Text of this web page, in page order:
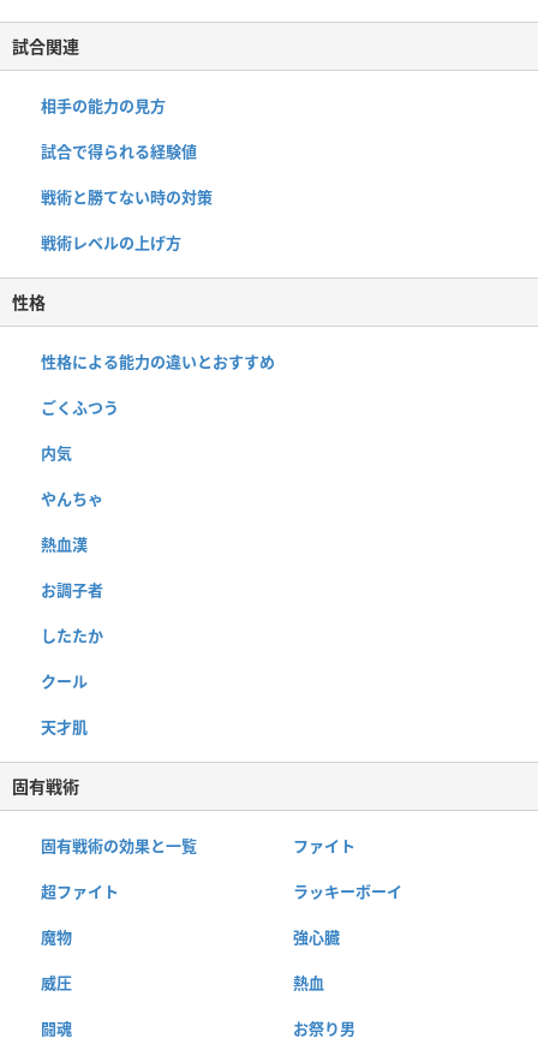
試合関連
相手の能力の見方
試合で得られる経験値
戦術と勝てない時の対策
戦術レベルの上げ方
性格
性格による能力の違いとおすすめ
ごくふつう
内気
やんちゃ
熱血漢
お調子者
したたか
クール
天才肌
固有戦術
固有戦術の効果と一覧 ファイト
超ファイト ラッキーボーイ
魔物 強心臓
威圧 熱血
闘魂 お祭り男